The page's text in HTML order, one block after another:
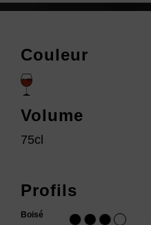
Couleur
Volume
75cl
Profils
Boisé